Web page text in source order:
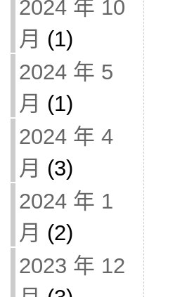
2024 年 10
月 (1)
2024 年 5
月 (1)
2024 年 4
月 (3)
2024 年 1
月 (2)
2023 年 12